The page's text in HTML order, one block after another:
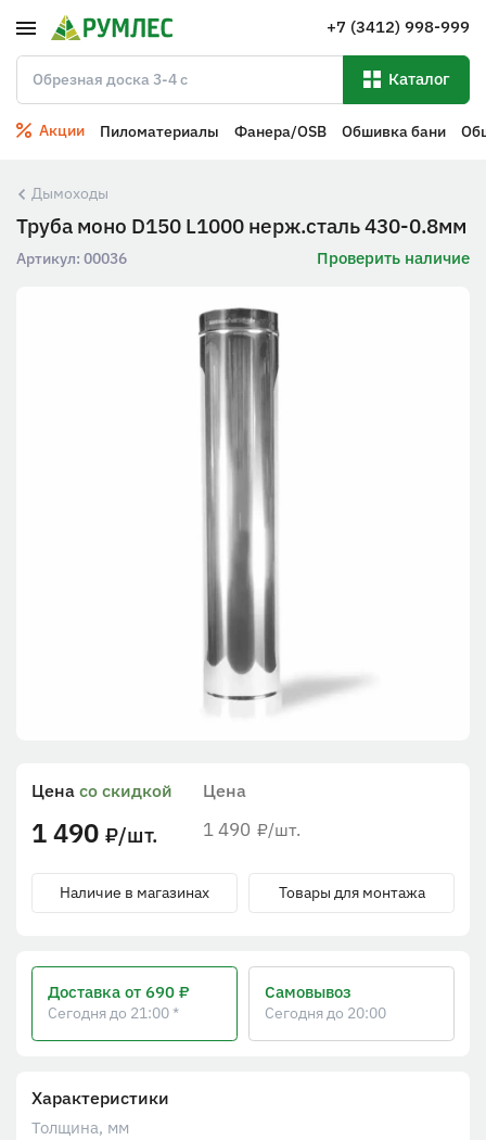
+7 (3412) 998-999
Каталог
Акции Пиломатериалы Фанера/OSB Обшивка бани
Дымоходы
Труба моно D150 L1000 нерж.сталь 430-0.8мм
Артикул: 00036 Проверить наличие
Характеристики
Толщина, мм
Цена
1 490 ₽/шт.
Цена со скидкой
1 490 ₽/шт.
Наличие в магазинах Товары для монтажа
Доставка от 690 ₽
Сегодня до 21:00 *
Самовывоз
Сегодня до 20:00